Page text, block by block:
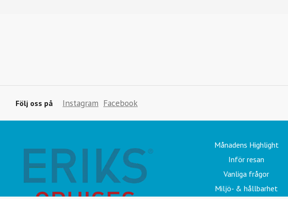
Följ oss på Instagram Facebook
Månadens Highlight
Inför resan
Vanliga frågor
Miljö- & hållbarhet